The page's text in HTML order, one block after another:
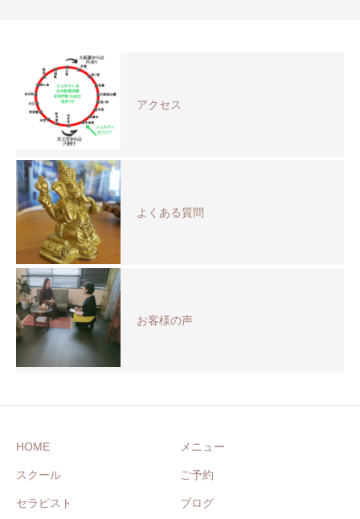
アクセス
よくある質問
お客様の声
HOME メニュー
スクール ご予約
セラピスト ブログ